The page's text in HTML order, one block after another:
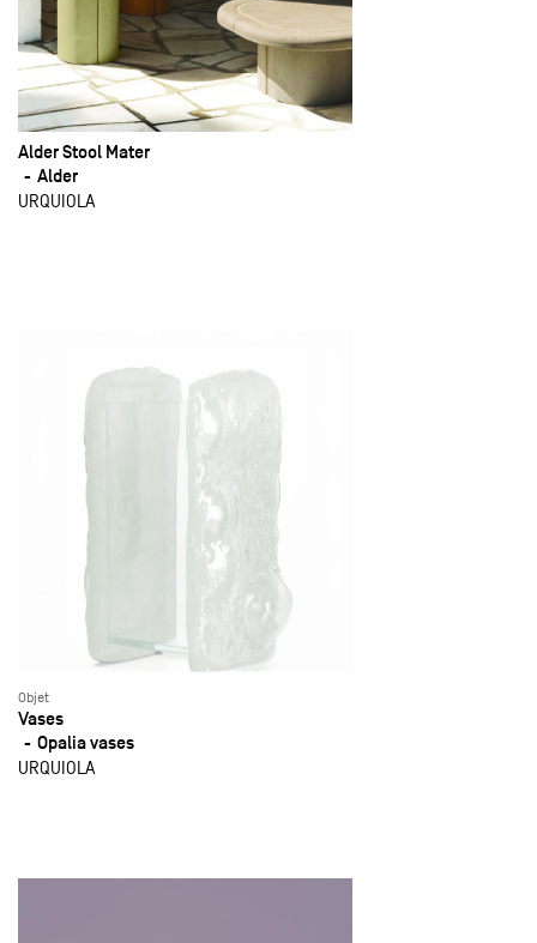
Alder Stool Mater
Alder
URQUIOLA
Objet
Vases
Opalia vases
URQUIOLA